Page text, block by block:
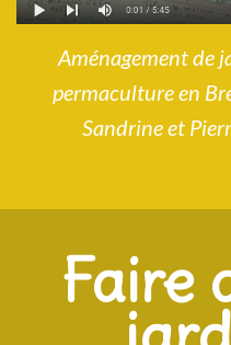
Aménagement de
permaculture en
Sandrine et
Faire